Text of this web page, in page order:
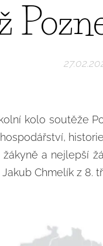
kolo soutěže
a nejlepší
Chmelík z 8.